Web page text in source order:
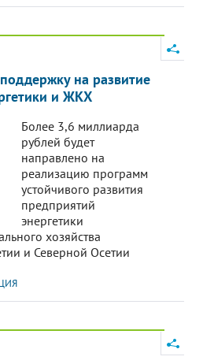
на развитие
и ЖКХ
Более 3,6 миллиарда
рублей будет
направлено на
реализацию программ
устойчивого развития
предприятий
энергетики
хозяйства
и Северной Осетии